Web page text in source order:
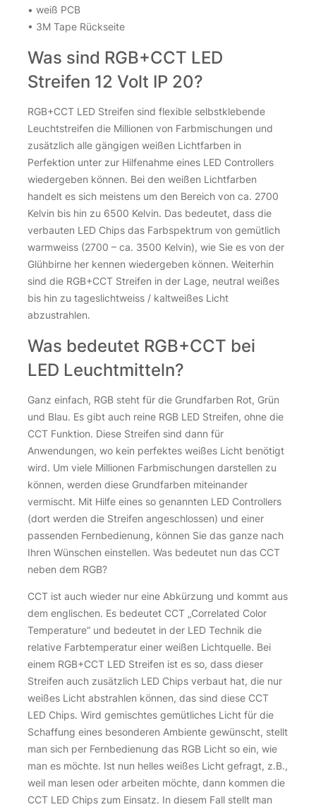
inkl. 19 % MwSt.
FUT092 MiBoxer RGB+CCT Funk Fernbedienung Menge
FUT092 MiBoxer RGB+CCT Funk Fernbedienung Menge
MiBoxer FUT089 RGB + CCT Funk Fernbedienung für 8
Zonen
19,75 €
inkl. 19 % MwSt.
Über 100Stk. auf Lager
MiBoxer FUT089 RGB + CCT Funk Fernbedienung für 8
MiBoxer FUT089 RGB + CCT Funk Fernbedienung für 8
• weiß PCB
• 3M Tape Rückseite
Was sind RGB+CCT LED
Streifen 12 Volt IP 20?
RGB+CCT LED Streifen sind flexible selbstklebende
Leuchtstreifen die Millionen von Farbmischungen und
zusätzlich alle gängigen weißen Lichtfarben in
Perfektion unter zur Hilfenahme eines LED Controllers
wiedergeben können. Bei den weißen Lichtfarben
handelt es sich meistens um den Bereich von ca. 2700
Kelvin bis hin zu 6500 Kelvin. Das bedeutet, dass die
verbauten LED Chips das Farbspektrum von gemütlich
warmweiss (2700 – ca. 3500 Kelvin), wie Sie es von der
Glühbirne her kennen wiedergeben können. Weiterhin
sind die RGB+CCT Streifen in der Lage, neutral weißes
bis hin zu tageslichtweiss / kaltweißes Licht
abzustrahlen.
Was bedeutet RGB+CCT bei
LED Leuchtmitteln?
Ganz einfach, RGB steht für die Grundfarben Rot, Grün
und Blau. Es gibt auch reine RGB LED Streifen, ohne die
CCT Funktion. Diese Streifen sind dann für
Anwendungen, wo kein perfektes weißes Licht benötigt
wird. Um viele Millionen Farbmischungen darstellen zu
können, werden diese Grundfarben miteinander
vermischt. Mit Hilfe eines so genannten LED Controllers
(dort werden die Streifen angeschlossen) und einer
passenden Fernbedienung, können Sie das ganze nach
Ihren Wünschen einstellen. Was bedeutet nun das CCT
neben dem RGB?
CCT ist auch wieder nur eine Abkürzung und kommt aus
dem englischen. Es bedeutet CCT „Correlated Color
Temperature“ und bedeutet in der LED Technik die
relative Farbtemperatur einer weißen Lichtquelle. Bei
einem RGB+CCT LED Streifen ist es so, dass dieser
Streifen auch zusätzlich LED Chips verbaut hat, die nur
weißes Licht abstrahlen können, das sind diese CCT
LED Chips. Wird gemischtes gemütliches Licht für die
Schaffung eines besonderen Ambiente gewünscht, stellt
man sich per Fernbedienung das RGB Licht so ein, wie
man es möchte. Ist nun helles weißes Licht gefragt, z.B.,
weil man lesen oder arbeiten möchte, dann kommen die
CCT LED Chips zum Einsatz. In diesem Fall stellt man